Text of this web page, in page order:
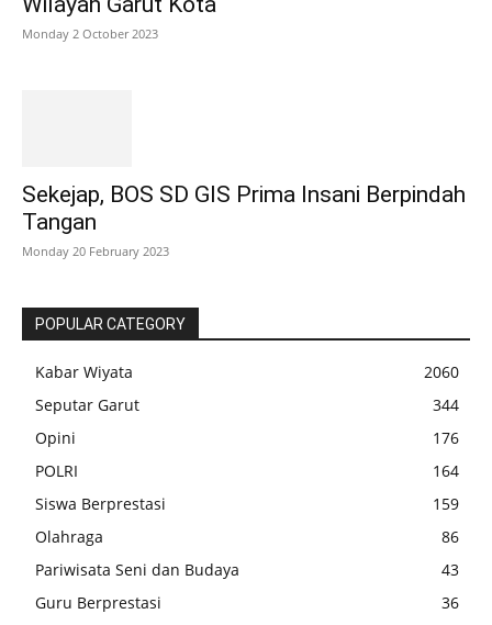
Monday 2 October 2023
Sekejap, BOS SD GIS Prima Insani Berpindah
Tangan
Monday 20 February 2023
POPULAR CATEGORY
Kabar Wiyata
2060
Seputar Garut
344
Opini
176
POLRI
164
Siswa Berprestasi
159
Olahraga
86
Pariwisata Seni dan Budaya
43
Guru Berprestasi
36